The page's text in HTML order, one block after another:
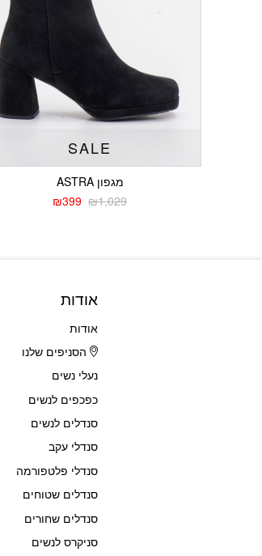
SALE
מגפון ASTRA
₪1,029 המחיר₪399
המחיר
אודות
אודות
הסניפים שלנו
נעלי נשים
כפכפים לנשים
סנדלים לנשים
סנדלי עקב
סנדלי פלטפורמה
סנדלים שטוחים
סנדלים שחורים
סניקרס לנשים